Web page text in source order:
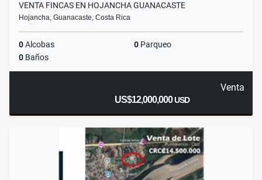
VENTA FINCAS EN HOJANCHA GUANACASTE
Hojancha, Guanacaste, Costa Rica
0Alcobas 0 Parqueo
0 Baños
Venta
US$12,000,000USD